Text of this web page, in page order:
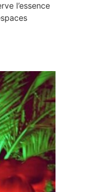
l’essence